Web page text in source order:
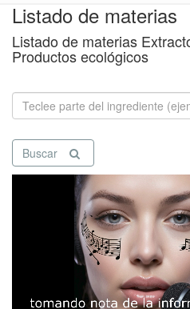
Listado de materias
Listado de materias
Productos ecológicos
Buscar